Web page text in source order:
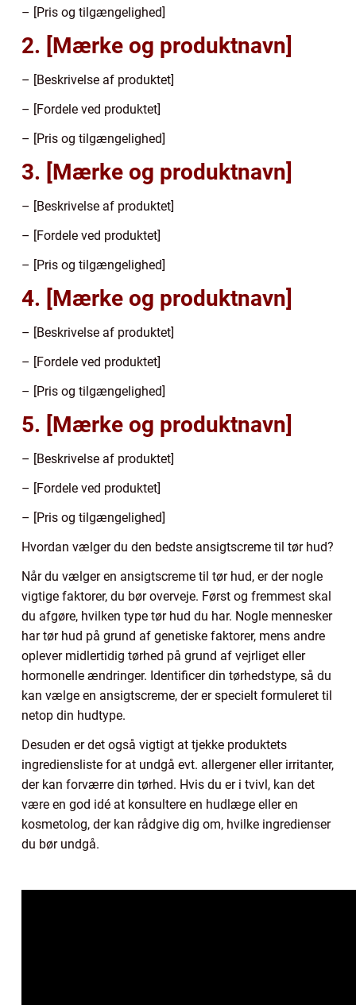
– [Pris og tilgængelighed]
2. [Mærke og produktnavn]
– [Beskrivelse af produktet]
– [Fordele ved produktet]
– [Pris og tilgængelighed]
3. [Mærke og produktnavn]
– [Beskrivelse af produktet]
– [Fordele ved produktet]
– [Pris og tilgængelighed]
4. [Mærke og produktnavn]
– [Beskrivelse af produktet]
– [Fordele ved produktet]
– [Pris og tilgængelighed]
5. [Mærke og produktnavn]
– [Beskrivelse af produktet]
– [Fordele ved produktet]
– [Pris og tilgængelighed]
Hvordan vælger du den bedste ansigtscreme til tør hud?
Når du vælger en ansigtscreme til tør hud, er der nogle
vigtige faktorer, du bør overveje. Først og fremmest skal
du afgøre, hvilken type tør hud du har. Nogle mennesker
har tør hud på grund af genetiske faktorer, mens andre
oplever midlertidig tørhed på grund af vejrliget eller
hormonelle ændringer. Identificer din tørhedstype, så du
kan vælge en ansigtscreme, der er specielt formuleret til
netop din hudtype.
Desuden er det også vigtigt at tjekke produktets
ingrediensliste for at undgå evt. allergener eller irritanter,
der kan forværre din tørhed. Hvis du er i tvivl, kan det
være en god idé at konsultere en hudlæge eller en
kosmetolog, der kan rådgive dig om, hvilke ingredienser
du bør undgå.